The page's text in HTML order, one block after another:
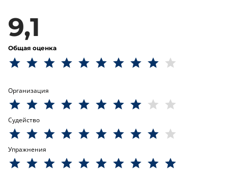
9,1
Общая оценка
Организация
Судейство
Упражнения